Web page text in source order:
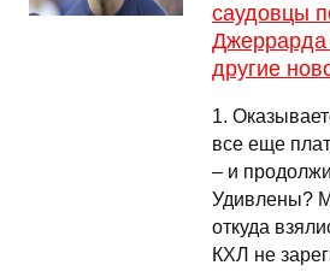
саудовцы
Джеррарда
другие
1.
все еще
– и
Удивлены?
откуда
КХЛ не